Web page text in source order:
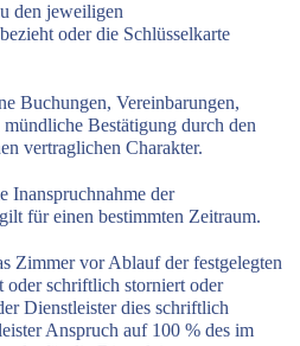
den jeweiligen
oder die Schlüsselkarte
Buchungen, Vereinbarungen,
Bestätigung durch den
vertraglichen Charakter.
Inanspruchnahme der
für einen bestimmten Zeitraum.
Zimmer vor Ablauf der festgelegten
oder schriftlich storniert oder
Dienstleister dies schriftlich
Anspruch auf 100 % des im